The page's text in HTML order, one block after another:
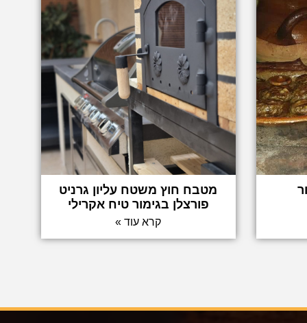
מטבח חוץ משטח עליון גרניט
פורצלן בגימור טיח אקרילי
קרא עוד »